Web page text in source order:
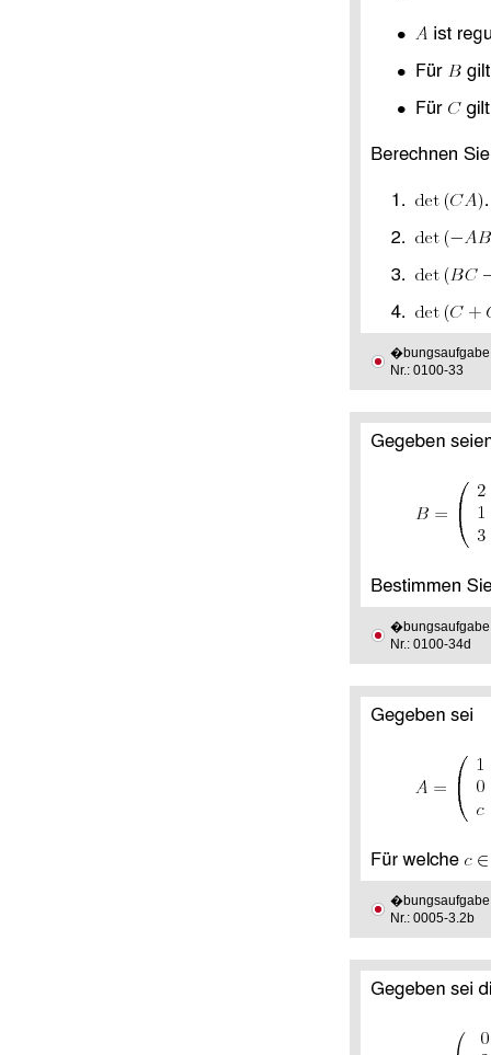
�bungsaufgabe
Nr.: 0100-33
�bungsaufgabe
Nr.: 0100-34d
�bungsaufgabe
Nr.: 0005-3.2b